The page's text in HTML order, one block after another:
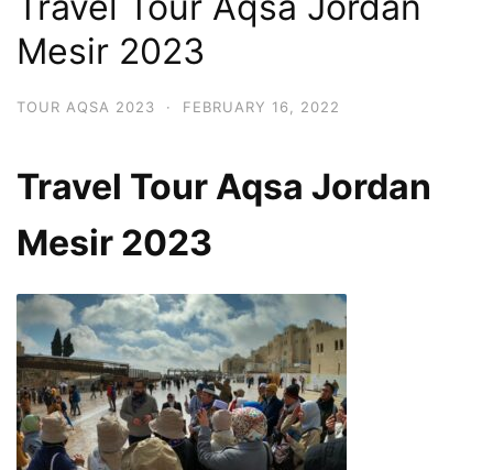
Mesir 2023
TOUR AQSA 2023 · FEBRUARY 16, 2022
Travel Tour Aqsa Jordan
Mesir 2023